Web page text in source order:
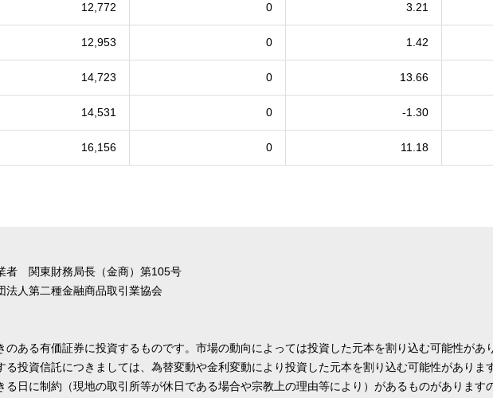
12,772 0 3.21
12,953 0 1.42
14,723 0 13.66
14,531 0 -1.30
16,156 0 11.18
者 関東財務局長（金商）第105号
法人第二種金融商品取引業協会
ある有価証券に投資するものです。市場の動向によっては投資した元本を割り込む可能性があ
投資信託につきましては、為替変動や金利変動により投資した元本を割り込む可能性があります
日に制約（現地の取引所等が休日である場合や宗教上の理由等により）があるものがあります